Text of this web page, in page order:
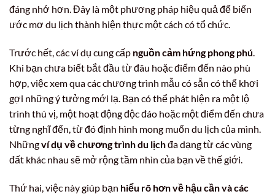
đáng nhớ hơn. Đây là một phương pháp hiệu quả để biến
ước mơ du lịch thành hiện thực một cách có tổ chức.
Trước hết, các ví dụ cung cấp nguồn cảm hứng phong phú
Khi bạn chưa biết bắt đầu từ đâu hoặc điểm đến nào phù
hợp, việc xem qua các chương trình mẫu có sẵn có thể khơi
gợi những ý tưởng mới lạ. Bạn có thể phát hiện ra một lộ
trình thú vị, một hoạt động độc đáo hoặc một điểm đến chưa
từng nghĩ đến, từ đó định hình mong muốn du lịch của mình.
Nhữngví dụ về chương trình du lịchđa dạng từ các vùng
đất khác nhau sẽ mở rộng tầm nhìn của bạn về thế giới.
Thứ hai, việc này giúp bạn hiểu rõ hơn về hậu cần và các